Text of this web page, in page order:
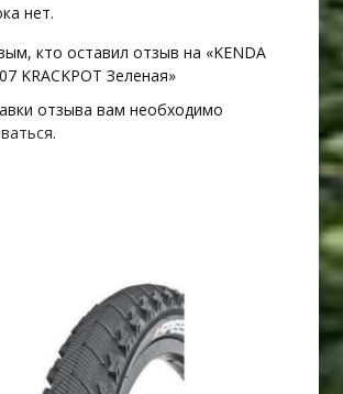
нет.
кто оставил отзыв на «KENDA
KRACKPOT Зеленая»
отзыва вам необходимо
.